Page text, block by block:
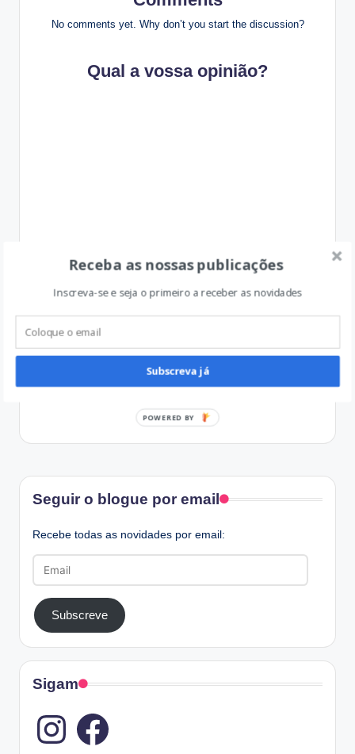
No comments yet. Why don’t you start the discussion?
Qual a vossa opinião?
Seguir o blogue por email
Recebe todas as novidades por email:
Subscreve
Sigam
Instagram
Receba as nossas publicações
Inscreva-se e seja o primeiro a receber as novidades
Subscreva já
POWERED BY